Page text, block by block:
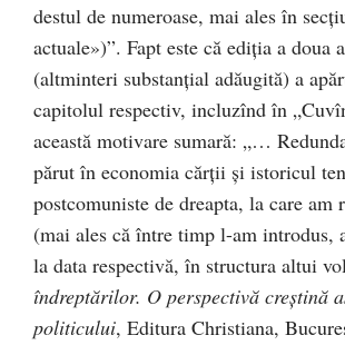
destul de numeroase, mai ales în
actuale»)”. Fapt este că ediția a doua
(altminteri substanțial adăugită) a
capitolul respectiv, incluzînd în
această motivare sumară: „…
părut în economia cărţii şi istoricul
postcomu­niste de dreapta, la care am
(mai ales că între timp l-am introdus,
la data respectivă, în structura altui
îndreptărilor. O perspectivă creştină
politicului, Editu­ra Christiana,